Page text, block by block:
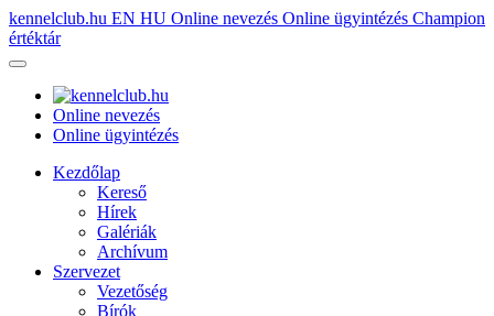
kennelclub.hu EN HU Online nevezés Online ügyintézés Champion
értéktár
Online nevezés
Online ügyintézés
Kezdőlap
Kereső
Hírek
Galériák
Archívum
Szervezet
Vezetőség
Bírók